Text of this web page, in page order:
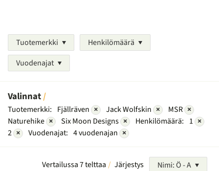
Tuotemerkki
Henkilömäärä
Vuodenajat
Valinnat
Tuotemerkki: Fjällräven × Jack Wolfskin × MSR ×
Naturehike × Six Moon Designs × Henkilömäärä: 1 ×
2 × Vuodenajat: 4 vuodenajan ×
Vertailussa 7 telttaa Järjestys Nimi: Ö - A